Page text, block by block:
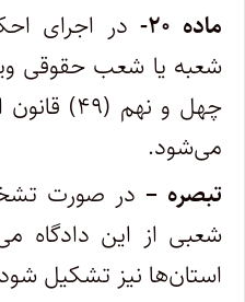
ماده ۲۰-
در اجرای
شعبه یا شعب حقوقی
چهل و نهم
می‌شود.
تبصره – در صورت
شعبی از این دادگاه
استان­‌ها نیز تشکیل